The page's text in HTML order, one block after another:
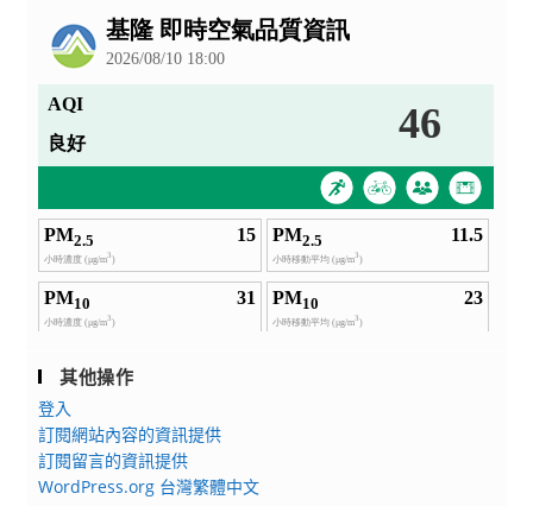
其他操作
登入
訂閱網站內容的資訊提供
訂閱留言的資訊提供
WordPress.org 台灣繁體中文